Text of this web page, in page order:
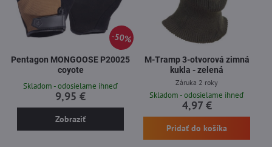
50%
Pentagon MONGOOSE P20025
coyote
Skladom - odosielame ihneď
9,95 €
Zobraziť
M-Tramp 3-otvorová zimná
kukla - zelená
Záruka 2 roky
Skladom - odosielame ihneď
4,97 €
Pridať do košíka